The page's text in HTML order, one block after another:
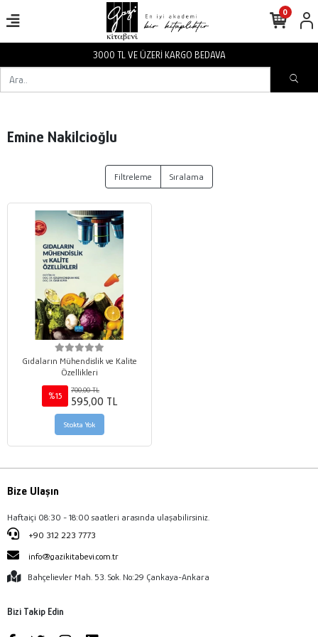
3000 TL VE ÜZERİ KARGO BEDAVA
0
Emine Nakilcioğlu
Filtreleme Sıralama
Gıdaların Mühendislik ve Kalite
Özellikleri
%15
700,00 TL
595,00 TL
Stokta Yok
Bize Ulaşın
Haftaiçi 08:30 - 18:00 saatleri arasında ulaşabilirsiniz.
+90 312 223 7773
info@gazikitabevi.com.tr
Bahçelievler Mah. 53. Sok. No:29 Çankaya-Ankara
Bizi Takip Edin